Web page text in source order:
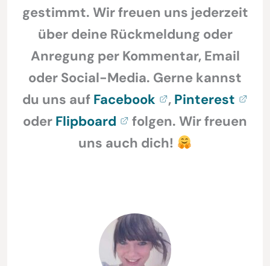
gestimmt. Wir freuen uns jederzeit
über deine Rückmeldung oder
Anregung per Kommentar, Email
oder Social-Media. Gerne kannst
du uns auf Facebook , Pinterest
oder Flipboard
folgen. Wir freuen
uns auch dich!